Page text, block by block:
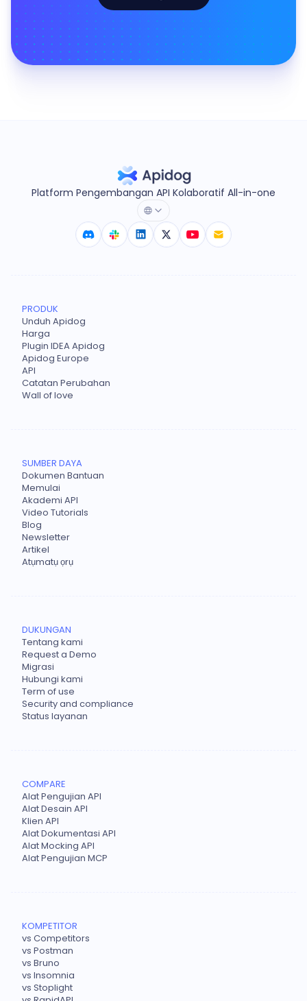
Platform Pengembangan API Kolaboratif All-in-one
PRODUK
Unduh Apidog
Harga
Plugin IDEA Apidog
Apidog Europe
API
Catatan Perubahan
Wall of love
SUMBER DAYA
Dokumen Bantuan
Memulai
Akademi API
Video Tutorials
Blog
Newsletter
Artikel
Atụmatụ ọrụ
DUKUNGAN
Tentang kami
Request a Demo
Migrasi
Hubungi kami
Term of use
Security and compliance
Status layanan
COMPARE
Alat Pengujian API
Alat Desain API
Klien API
Alat Dokumentasi API
Alat Mocking API
Alat Pengujian MCP
KOMPETITOR
vs Competitors
vs Postman
vs Bruno
vs Insomnia
vs Stoplight